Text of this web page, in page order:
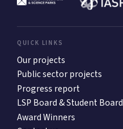
QUICK LINKS
Our projects
Public sector projects
Progress report
LSP Board & Student Board
Award Winners